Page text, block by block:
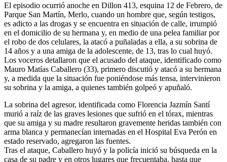
El episodio ocurrió anoche en Dillon 413, esquina 12 de Febrero, de
Parque San Martín, Merlo, cuando un hombre que, según testigos,
es adicto a las drogas y se encuentra en situación de calle, irrumpió
en el domicilio de su hermana y, en medio de una pelea familiar por
el robo de dos celulares, la atacó a puñaladas a ella, a su sobrina de
14 años y a una amiga de la adolescente, de 13, tras lo cual huyó.
Los voceros detallaron que el acusado del ataque, identificado como
Mauro Matías Caballero (33), primero discutió y atacó a su hermana
y, a medida que la situación fue poniéndose más tensa, intervinieron
su sobrina y la amiga, a quienes también golpeó y apuñaló.
La sobrina del agresor, identificada como Florencia Jazmín Santí
murió a raíz de las graves lesiones que sufrió en el tórax, mientras
que su amiga y su madre resultaron gravemente heridas también con
arma blanca y permanecían internadas en el Hospital Eva Perón en
estado reservado, agregaron las fuentes.
Tras el ataque, Caballero huyó y la policía inició su búsqueda en la
casa de su padre y en otros lugares que frecuentaba, hasta que